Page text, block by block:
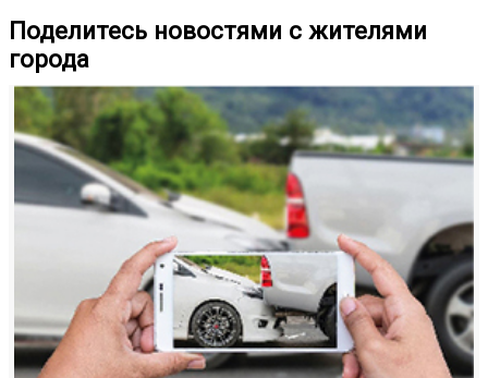
Поделитесь новостями с жителями
города